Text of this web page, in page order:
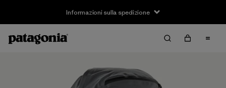
Informazioni sulla spedizione